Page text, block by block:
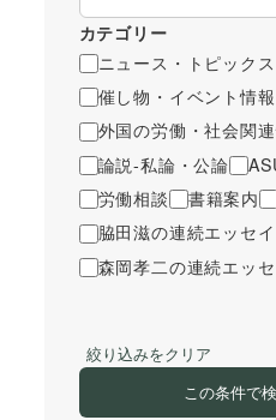
カテゴリー
ニュース・トピックス
催し物・イベント情報
外国の労働・社会関
論説-私論・公論
労働相談
書籍案内
脇田滋の連続エッセイ
森岡孝二の連続エッ
絞り込みをクリア
この条件で